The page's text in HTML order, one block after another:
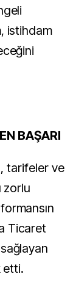
istihdam
BAŞARI
tarifeler ve
zorlu
Ticaret
etti.